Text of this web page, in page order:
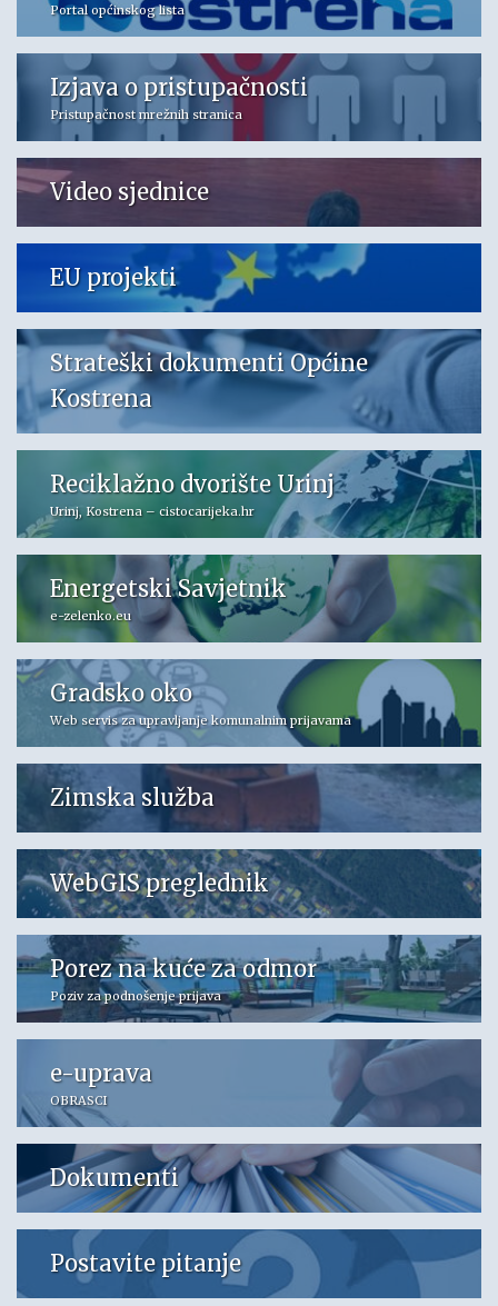
Portal općinskog lista
Izjava o pristupačnosti
Pristupačnost mrežnih stranica
Video sjednice
EU projekti
Strateški dokumenti Općine
Kostrena
Reciklažno dvorište Urinj
Urinj, Kostrena – cistocarijeka.hr
Energetski Savjetnik
e-zelenko.eu
Gradsko oko
Web servis za upravljanje komunalnim prijavama
Zimska služba
WebGIS preglednik
Porez na kuće za odmor
Poziv za podnošenje prijava
e-uprava
OBRASCI
Dokumenti
Postavite pitanje